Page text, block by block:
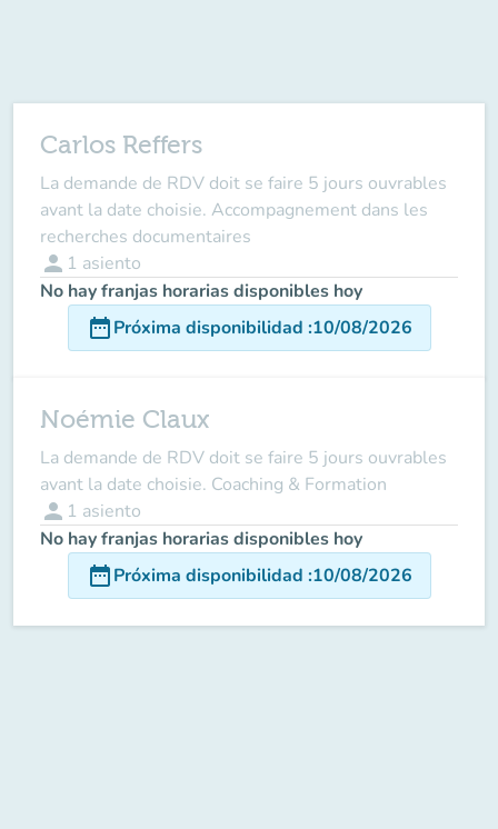
Carlos Reffers
La demande de RDV doit se faire 5 jours ouvrables
avant la date choisie. Accompagnement dans les
recherches documentaires
person 1 asiento
No hay franjas horarias disponibles hoy
date_rangePróxima disponibilidad :10/08/2026
Noémie Claux
La demande de RDV doit se faire 5 jours ouvrables
avant la date choisie. Coaching & Formation
person 1 asiento
No hay franjas horarias disponibles hoy
date_rangePróxima disponibilidad :10/08/2026